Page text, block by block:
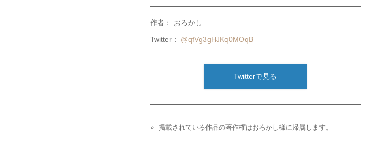
作者： おろかし
Twitter： @qfVg3gHJKq0MOqB
Twitterで見る
掲載されている作品の著作権はおろかし様に帰属します。